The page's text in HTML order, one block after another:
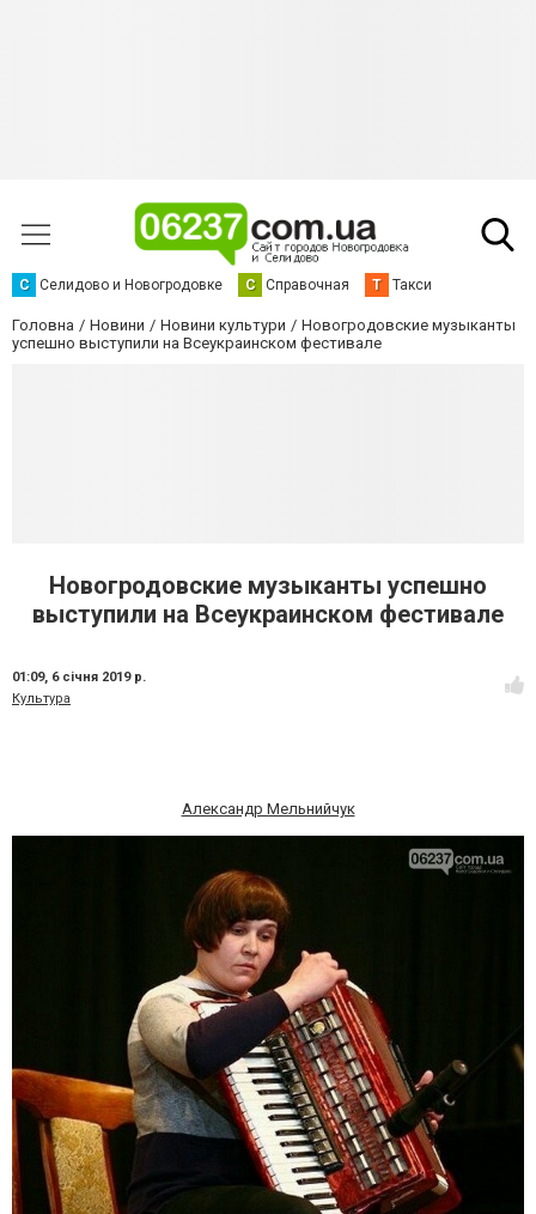
С Селидово и Новогродовке С Справочная Т Такси
Головна Новини Новини культури
Новогродовские музыканты
успешно выступили на Всеукраинском фестивале
Новогродовские музыканты успешно
выступили на Всеукраинском фестивале
01:09, 6 січня 2019 р.
Культура
Александр Мельнийчук